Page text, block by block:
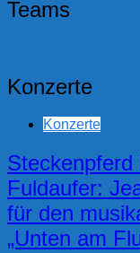
Teams
Konzerte
Konzerte
Fuldaufer:
für den
„Unten am